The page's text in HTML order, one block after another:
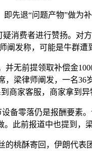
退“问题产物”做为补
费者进行赞扬。对
阐发称，可能是牛群遭
前提领取补偿金
梁律师阐发，一名
商家客服，商家拿到异
落仍是报酬要素。
此前报道中也提到，
酥寄回，伊朗代表